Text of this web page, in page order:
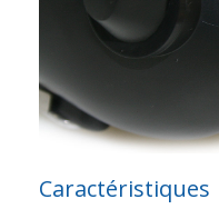
Caractéristiques